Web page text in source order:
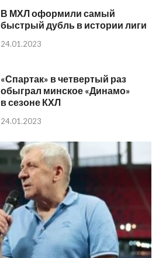
В МХЛ оформили самый
быстрый дубль в истории лиги
24.01.2023
«Спартак» в четвертый раз
обыграл минское «Динамо»
в сезоне КХЛ
24.01.2023